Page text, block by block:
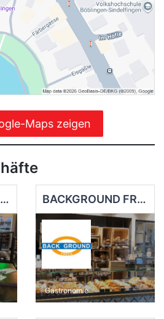
Maps zeigen
Aranzulla Italo Bistro BACKGROUND FRECH’s Backlokal
Gastronomie